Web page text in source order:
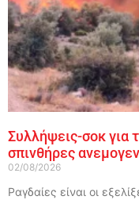
Συλλήψεις-σοκ για
σπινθήρες
02/08/2026
Ραγδαίες είναι οι